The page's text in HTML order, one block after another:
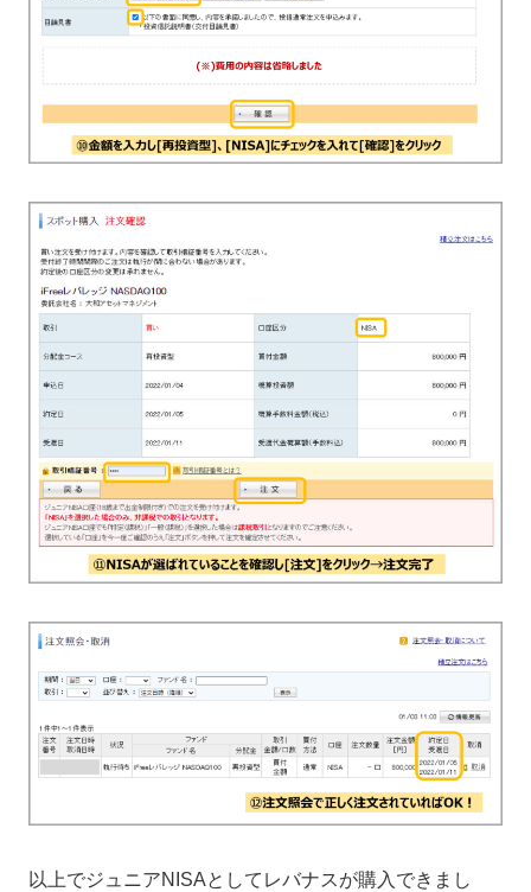
以上でジュニアNISAとしてレバナスが購入できまし